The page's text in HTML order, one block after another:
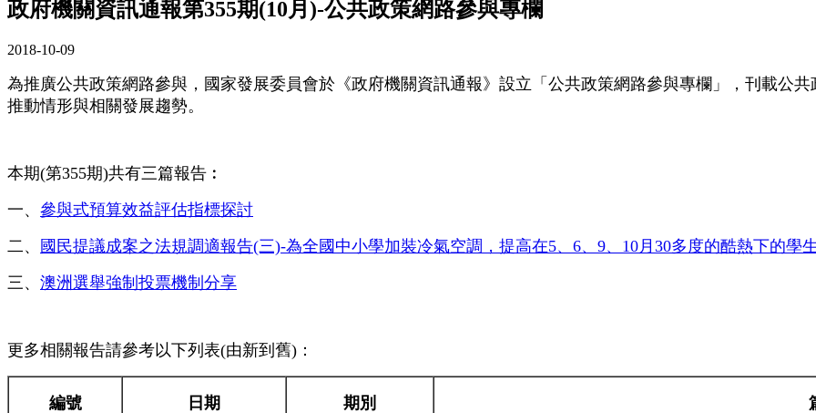
政府機關資訊通報第355期(10月)-公共政策網路參與專欄
2018-10-09
為推廣公共政策網路參與，國家發展委員會於《政府機關資訊通報》設立「公共政策網路參與專欄」，刊載公
推動情形與相關發展趨勢。
本期(第355期)共有三篇報告︰
一、 參與式預算效益評估指標探討
二、 國民提議成案之法規調適報告(三)-為全國中小學加裝冷氣空調，提高在5、6、9、10月30多度的酷熱下的學
三、 澳洲選舉強制投票機制分享
更多相關報告請參考以下列表(由新到舊)：
編號 日期 期別